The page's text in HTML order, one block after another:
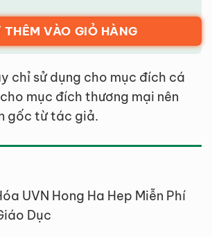
THÊM VÀO GIỎ HÀNG
chỉ sử dụng cho mục đích cá
mục đích thương mại nên
gốc từ tác giả.
UVN Hong Ha Hep Miễn Phí
Dục